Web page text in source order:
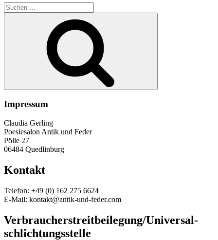
Suche
nach:
Impressum
Claudia Gerling
Poesiesalon Antik und Feder
Pölle 27
06484 Quedlinburg
Kontakt
Telefon: +49 (0) 162 275 6624
E-Mail: kontakt@antik-und-feder.com
Verbraucher­streit­beilegung/Universal­
schlichtungs­stelle